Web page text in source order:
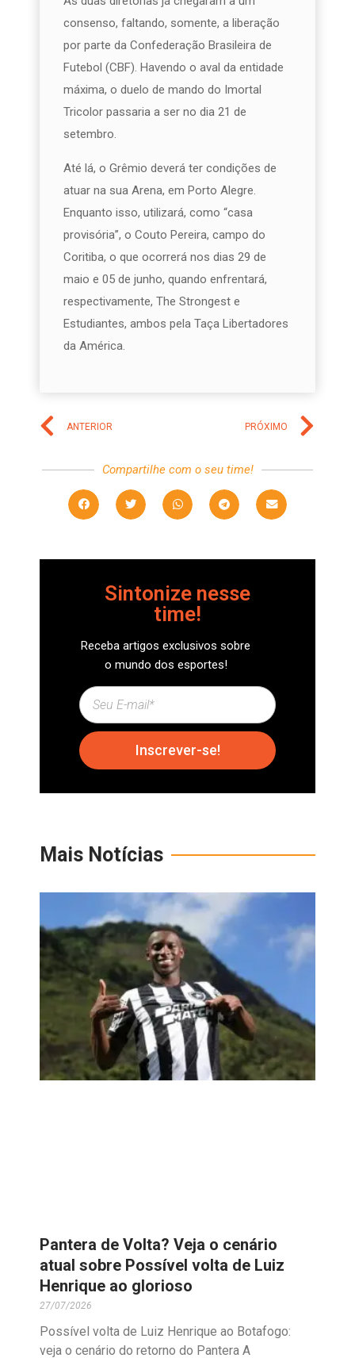
consenso, faltando, somente, a liberação
por parte da Confederação Brasileira de
Futebol (CBF). Havendo o aval da entidade
máxima, o duelo de mando do Imortal
Tricolor passaria a ser no dia 21 de
setembro.
Até lá, o Grêmio deverá ter condições de
atuar na sua Arena, em Porto Alegre.
Enquanto isso, utilizará, como “casa
provisória”, o Couto Pereira, campo do
Coritiba, o que ocorrerá nos dias 29 de
maio e 05 de junho, quando enfrentará,
respectivamente, The Strongest e
Estudiantes, ambos pela Taça Libertadores
da América.
ANTERIOR PRÓXIMO
Compartilhe com o seu time!
Sintonize nesse
time!
Receba artigos exclusivos sobre
o mundo dos esportes!
Inscrever-se!
Mais Notícias
Pantera de Volta? Veja o cenário
atual sobre Possível volta de Luiz
Henrique ao glorioso
27/07/2026
Possível volta de Luiz Henrique ao Botafogo:
veja o cenário do retorno do Pantera A